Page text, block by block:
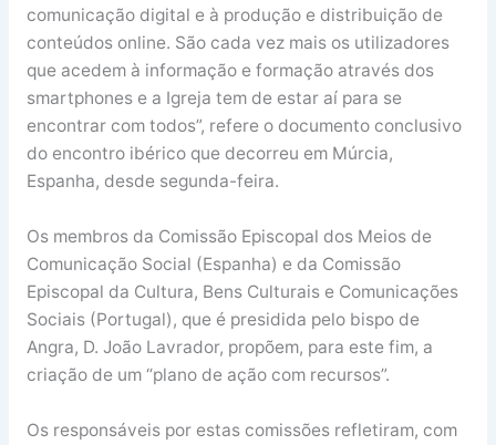
comunicação digital e à produção e distribuição de
conteúdos online. São cada vez mais os utilizadores
que acedem à informação e formação através dos
smartphones e a Igreja tem de estar aí para se
encontrar com todos”, refere o documento conclusivo
do encontro ibérico que decorreu em Múrcia,
Espanha, desde segunda-feira.
Os membros da Comissão Episcopal dos Meios de
Comunicação Social (Espanha) e da Comissão
Episcopal da Cultura, Bens Culturais e Comunicações
Sociais (Portugal), que é presidida pelo bispo de
Angra, D. João Lavrador, propõem, para este fim, a
criação de um “plano de ação com recursos”.
Os responsáveis por estas comissões refletiram, com